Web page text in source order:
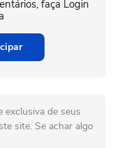
faça Login
exclusiva de seus
site. Se achar algo